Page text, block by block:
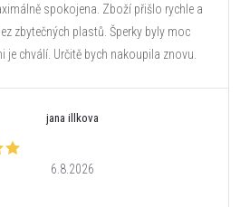
spokojena. Zboží přišlo rychle a
zbytečných plastů. Šperky byly moc
je chválí. Určitě bych nakoupila znovu.
jana illkova
6.8.2026